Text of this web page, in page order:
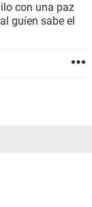
con una paz
guíen sabe el